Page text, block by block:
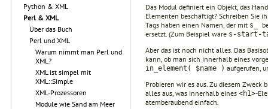
Python & XML
Perl & XML
Über das Buch
Perl und XML
Warum nimmt man Perl und
XML?
XML ist simpel mit
XML::Simple
XML-Prozessoren
Module wie Sand am Meer
Das Modul definiert ein Objekt, das
Elementen beschäftigt? Schreiben Sie
Tags haben einen Namen, der mit s_
ersetzt. (Zum Beispiel wäre s-start-
Aber das ist noch nicht alles. Das
kann, ob man sich innerhalb eines
in_element( $name ) aufgerufen,
Probieren wir es aus. Zu diesem
alles aus, was innerhalb eines <h1>-
atemberaubend einfach.